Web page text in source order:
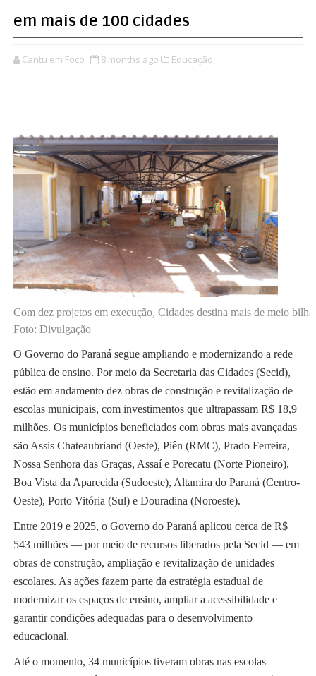
em mais de 100 cidades
Cantu em Foco 8 months ago Educação,
Com dez projetos em execução, Cidades destina mais de meio
Foto: Divulgação
O Governo do Paraná segue ampliando e modernizando a rede
pública de ensino. Por meio da Secretaria das Cidades (Secid),
estão em andamento dez obras de construção e revitalização de
escolas municipais, com investimentos que ultrapassam R$ 18,9
milhões. Os municípios beneficiados com obras mais avançadas
são Assis Chateaubriand (Oeste), Piên (RMC), Prado Ferreira,
Nossa Senhora das Graças, Assaí e Porecatu (Norte Pioneiro),
Boa Vista da Aparecida (Sudoeste), Altamira do Paraná (Centro-
Oeste), Porto Vitória (Sul) e Douradina (Noroeste).
Entre 2019 e 2025, o Governo do Paraná aplicou cerca de R$
543 milhões — por meio de recursos liberados pela Secid — em
obras de construção, ampliação e revitalização de unidades
escolares. As ações fazem parte da estratégia estadual de
modernizar os espaços de ensino, ampliar a acessibilidade e
garantir condições adequadas para o desenvolvimento
educacional.
Até o momento, 34 municípios tiveram obras nas escolas